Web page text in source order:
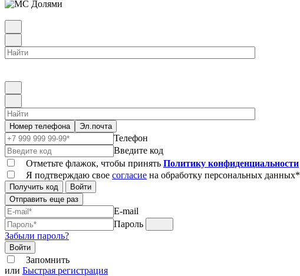
Номер телефона Эл.почта
Телефон
Введите код
Отметьте флажок, чтобы принять Политику конфиденциальности
Я подтверждаю свое согласие на обработку персональных данных*
Получить код
Войти
Отправить еще раз
E-mail
Пароль
Забыли пароль?
Войти
Запомнить
или Быстрая регистрация